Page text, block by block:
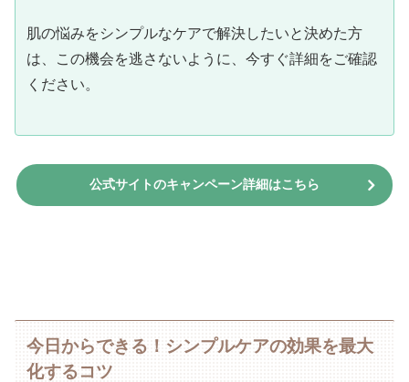
肌の悩みをシンプルなケアで解決したいと決めた方
は、この機会を逃さないように、今すぐ詳細をご確認
ください。
公式サイトのキャンペーン詳細はこちら
今日からできる！シンプルケアの効果を最大
化するコツ